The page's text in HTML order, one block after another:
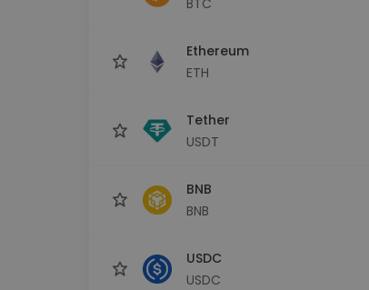
Ethereum
ETH
Tether
USDT
BNB
BNB
USDC
USDC